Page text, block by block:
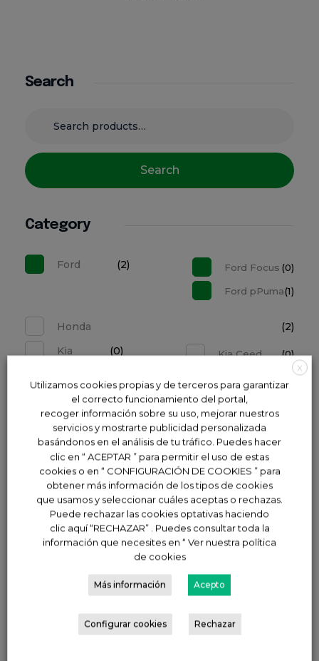
Search
Search
Category
Ford (2) Ford Focus (0)
Ford pPuma(1)
Honda
(2)
Kia
(0) Kia Ceed (0)
Kia Sportage
Kia Stonic
Kia Xceed
MG
Nissan
Opel
Uncategorized
X
Utilizamos cookies propias y de terceros para garantizar
el correcto funcionamiento del portal,
recoger información sobre su uso, mejorar nuestros
servicios y mostrarte publicidad personalizada
basándonos en el análisis de tu tráfico. Puedes hacer
clic en “ ACEPTAR ” para permitir el uso de estas
cookies o en “ CONFIGURACIÓN DE COOKIES ” para
obtener más información de los tipos de cookies
que usamos y seleccionar cuáles aceptas o rechazas.
Puede rechazar las cookies optativas haciendo
clic aquí “RECHAZAR” . Puedes consultar toda la
información que necesites en “ Ver nuestra política
de cookies
Más información Acepto
Configurar cookies Rechazar